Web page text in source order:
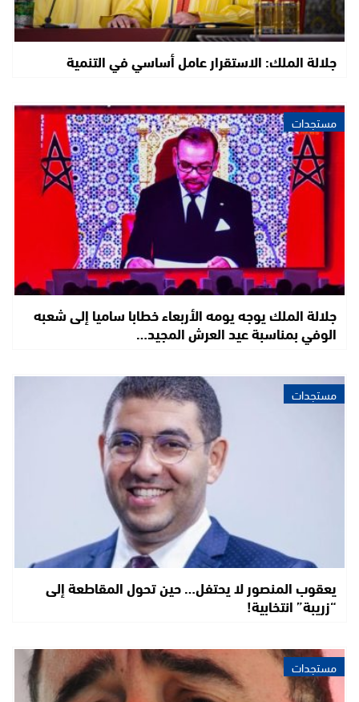
جلالة الملك: الاستقرار عامل أساسي في التنمية
مستجدات
جلالة الملك يوجه يومه الأربعاء خطابا ساميا إلى شعبه
الوفي بمناسبة عيد العرش المجيد…
مستجدات
يعقوب المنصور لا يحتفل… حين تحول المقاطعة إلى
“زريبة” انتخابية!
مستجدات